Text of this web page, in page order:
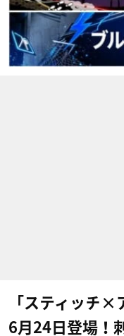
「スティッチ×
6月24日登場！